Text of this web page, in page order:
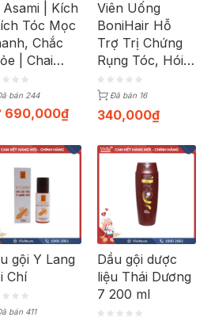
Asami | Kích
Tóc Mọc
Chắc
| Chai
bán 244
690,000₫
Viên Uống
BoniHair Hỗ
Trợ Trị Chứng
Rụng Tóc, Hói
Đầu, Tóc Bạc
Hiệu Quả | Hộp
30 Viên
Đã bán 16
340,000₫
gội Y Lang
Chí
bán 411
Dầu gội dược
liệu Thái Dương
7 200 ml